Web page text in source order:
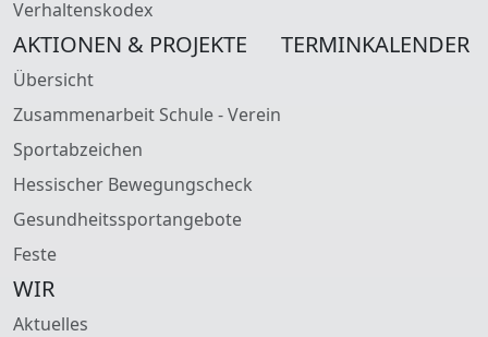
Verhaltenskodex
AKTIONEN & PROJEKTE
Übersicht
Zusammenarbeit Schule - Verein
Sportabzeichen
Hessischer Bewegungscheck
Gesundheitssportangebote
Feste
TERMINKALENDER
WIR
Aktuelles